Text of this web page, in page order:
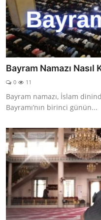
Bayram Namazı Nasıl
0 11
Bayram namazı, İslam
Bayramı’nın birinci günün...